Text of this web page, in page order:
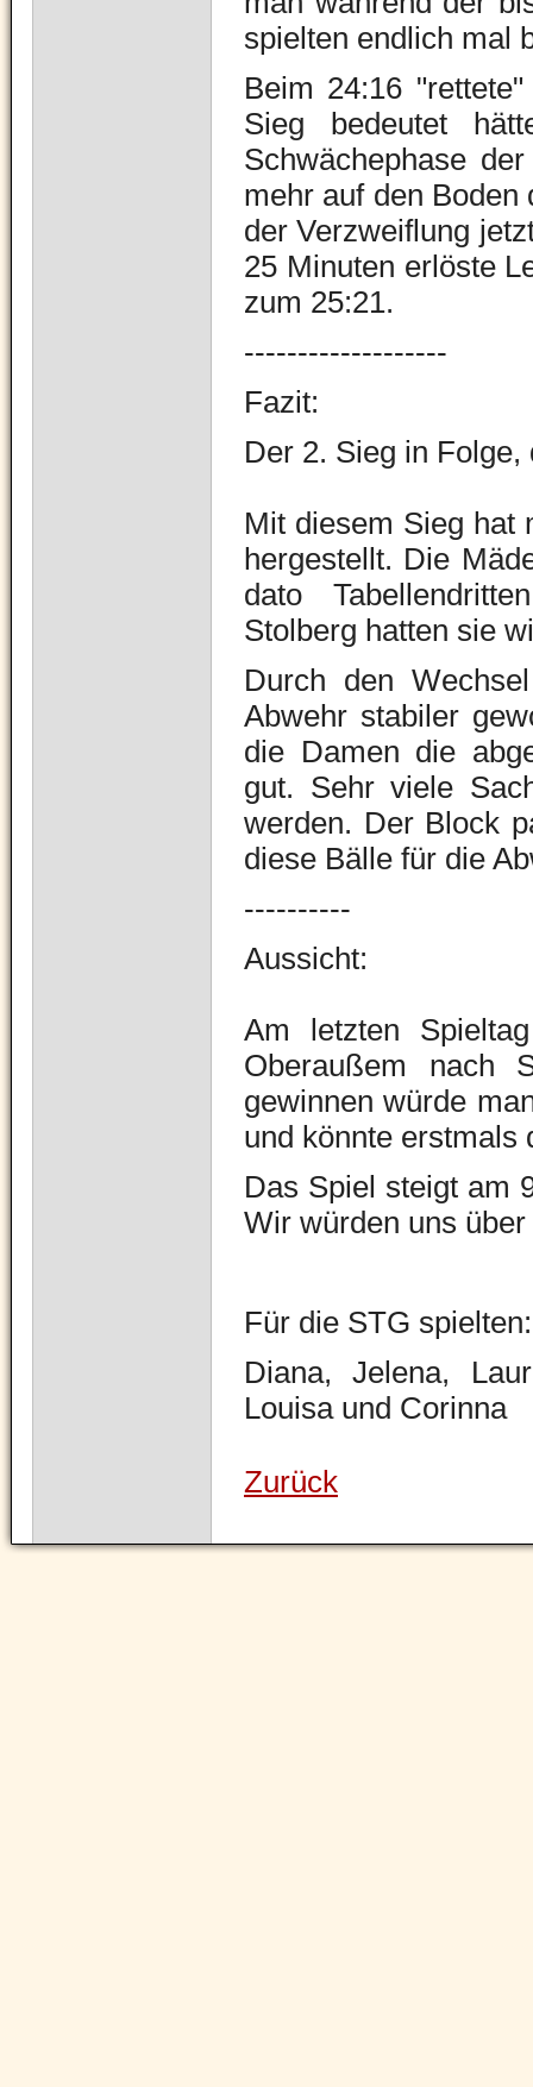
spielten endlich mal
Beim 24:16
Sieg bedeutet
Schwächephase
mehr auf den
der Verzweiflung
25 Minuten erlöste
zum 25:21.
-------------------
Fazit:
Der 2. Sieg in
Mit diesem Sieg hat
hergestellt. Die
dato
Stolberg hatten sie
Durch den
Abwehr stabiler
die Damen die
gut. Sehr viele
werden. Der Block
diese Bälle für die
----------
Aussicht:
Am letzten
Oberaußem nach
gewinnen würde
und könnte erstmals
Das Spiel steigt am
Wir würden uns
Für die STG spielten:
Diana, Jelena,
Louisa und Corinna
Zurück
Navigation